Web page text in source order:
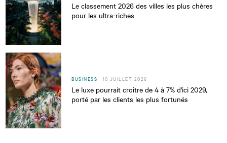
Le classement 2026 des villes les plus chères
pour les ultra-riches
BUSINESS 10 JUILLET 2026
Le luxe pourrait croître de 4 à 7% d'ici 2029,
porté par les clients les plus fortunés